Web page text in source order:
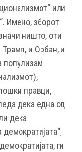
или
Имено, зборот
ништо, оти
Трамп, и Орбан, и
популизам
правци,
дека една од
дека
ги